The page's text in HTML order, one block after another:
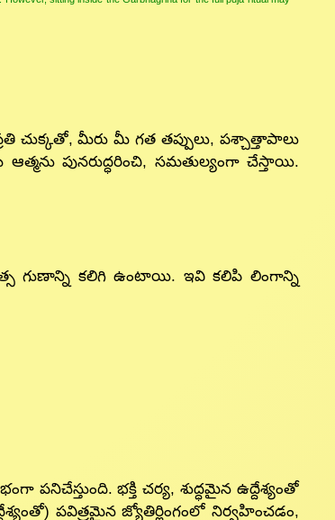
చుక్కతో, మీరు మీ గత తప్పులు, పశ్చాత్తాపాలు
పునరుద్ధరించి, సమతుల్యంగా చేస్తాయి.
గుణాన్ని కలిగి ఉంటాయి. ఇవి కలిపి లింగాన్ని
భక్తి చర్య, శుద్ధమైన ఉద్దేశ్యంతో
పవిత్రమైన జ్యోతిర్లింగంలో నిర్వహించడం,